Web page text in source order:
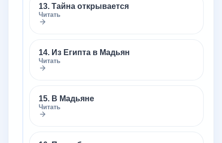
13. Тайна открывается
Читать
14. Из Египта в Мадьян
Читать
15. В Мадьяне
Читать